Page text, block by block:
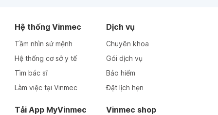
Hệ thống Vinmec
Tầm nhìn sứ mệnh
Hệ thống cơ sở y tế
Tìm bác sĩ
Làm việc tại Vinmec
Dịch vụ
Chuyên khoa
Gói dịch vụ
Bảo hiểm
Đặt lịch hẹn
Tải App MyVinmec Vinmec shop